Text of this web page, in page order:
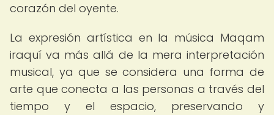
corazón del oyente.
La expresión artística en la música Maqam
iraquí va más allá de la mera interpretación
musical, ya que se considera una forma de
arte que conecta a las personas a través del
tiempo y el espacio, preservando y